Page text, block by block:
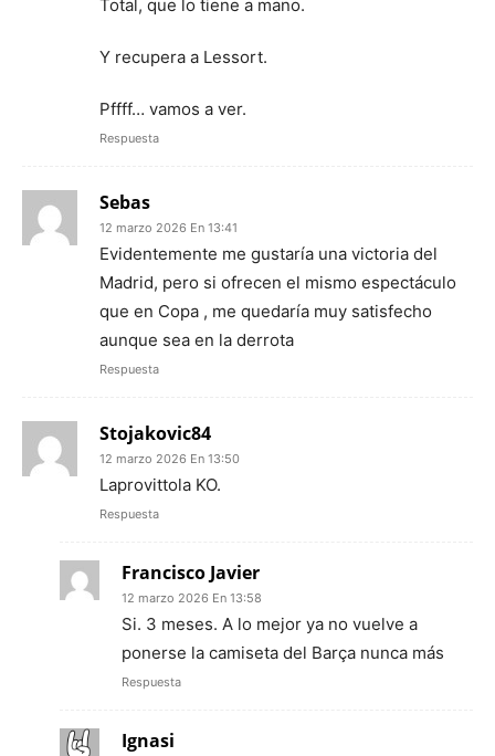
Total, que lo tiene a mano.
Y recupera a Lessort.
Pffff… vamos a ver.
Respuesta
Sebas
12 marzo 2026 En 13:41
Evidentemente me gustaría una victoria del
Madrid, pero si ofrecen el mismo espectáculo
que en Copa , me quedaría muy satisfecho
aunque sea en la derrota
Respuesta
Stojakovic84
12 marzo 2026 En 13:50
Laprovittola KO.
Respuesta
Francisco Javier
12 marzo 2026 En 13:58
Si. 3 meses. A lo mejor ya no vuelve a
ponerse la camiseta del Barça nunca más
Respuesta
Ignasi